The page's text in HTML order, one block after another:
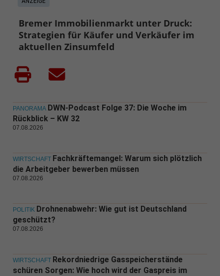
Bremer Immobilienmarkt unter Druck:
Strategien für Käufer und Verkäufer im
aktuellen Zinsumfeld
PANORAMA DWN-Podcast Folge 37: Die Woche im
Rückblick – KW 32
07.08.2026
WIRTSCHAFT Fachkräftemangel: Warum sich plötzlich
die Arbeitgeber bewerben müssen
07.08.2026
POLITIK Drohnenabwehr: Wie gut ist Deutschland
geschützt?
07.08.2026
WIRTSCHAFT Rekordniedrige Gasspeicherstände
schüren Sorgen: Wie hoch wird der Gaspreis im